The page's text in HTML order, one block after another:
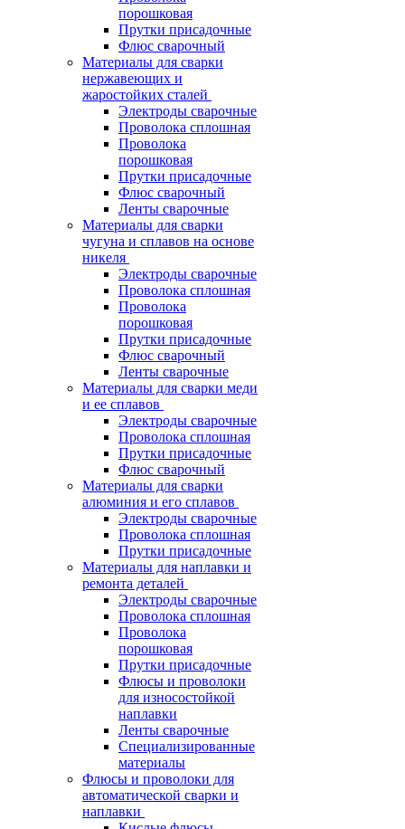
порошковая
Прутки присадочные
Флюс сварочный
Материалы для сварки
нержавеющих и
жаростойких сталей
Электроды сварочные
Проволока сплошная
Проволока
порошковая
Прутки присадочные
Флюс сварочный
Ленты сварочные
Материалы для сварки
чугуна и сплавов на основе
никеля
Электроды сварочные
Проволока сплошная
Проволока
порошковая
Прутки присадочные
Флюс сварочный
Ленты сварочные
Материалы для сварки меди
и ее сплавов
Электроды сварочные
Проволока сплошная
Прутки присадочные
Флюс сварочный
Материалы для сварки
алюминия и его сплавов
Электроды сварочные
Проволока сплошная
Прутки присадочные
Материалы для наплавки и
ремонта деталей
Электроды сварочные
Проволока сплошная
Проволока
порошковая
Прутки присадочные
Флюсы и проволоки
для износостойкой
наплавки
Ленты сварочные
Специализированные
материалы
Флюсы и проволоки для
автоматической сварки и
наплавки